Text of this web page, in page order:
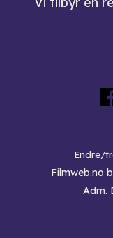
Endre/
Filmweb.no
Adm.